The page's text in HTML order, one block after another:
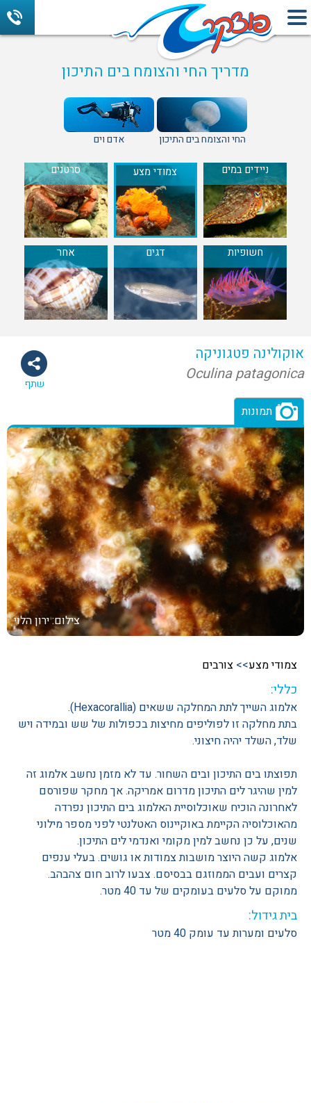
מדריך החי והצומח בים התיכון
החי והצומח בים התיכון אדם וים
ניידים במים צמודי מצע סרטנים
חשופיות דגים אחר
שתף
אוקולינה פטגוניקה
Oculina patagonica
תמונות
צילום: ירון הלוי
צמודי מצע>> צורבים
כללי:
אלמוג השייך לתת המחלקה ששאים (Hexacorallia).
בתת מחלקה זו לפוליפים מחיצות בכפולות של שש ובמידה ויש
שלד, השלד יהיה חיצוני.
תפוצתו בים התיכון ובים השחור. עד לא מזמן נחשב אלמוג זה
למין שהיגר לים התיכון מדרום אמריקה. אך מחקר שפורסם
לאחרונה הוכיח שאוכלוסיית האלמוג בים התיכון נפרדה
מהאוכלוסיה הקיימת באוקיינוס האטלנטי לפני מספר מילוני
שנים, על כן נחשב למין מקומי ואנדמי לים התיכון.
אלמוג קשה היוצר מושבות צמודות או גושים. בעלי ענפים
קצרים ועבים הממוזגם בבסיסם. צבעו לרוב חום צהבהב.
ממוקם על סלעים בעומקים של עד 40 מטר.
בית גידול:
סלעים ומערות עד עומק 40 מטר